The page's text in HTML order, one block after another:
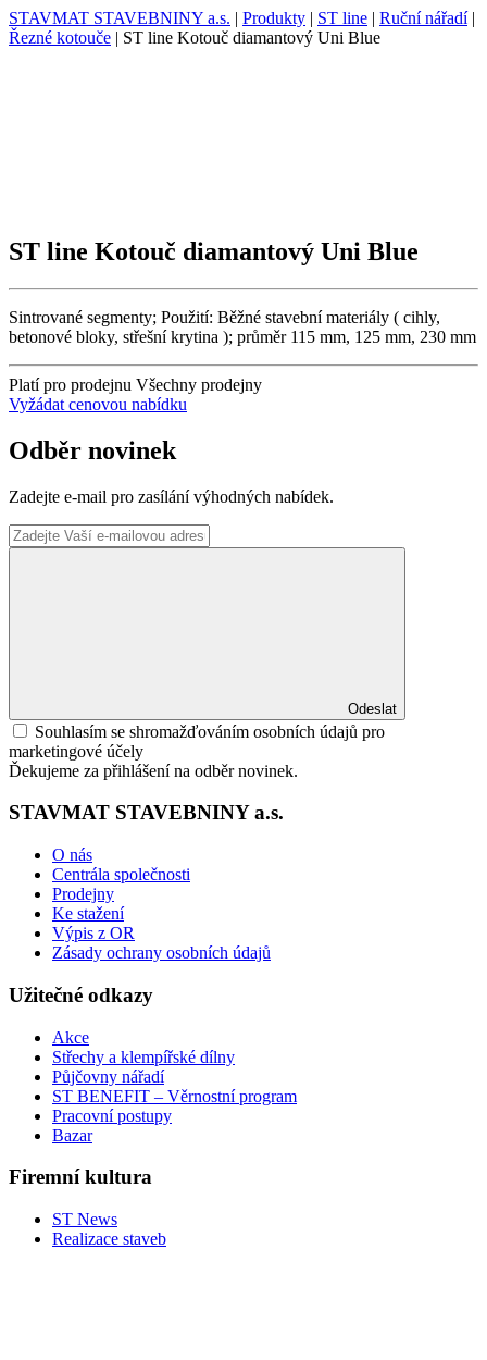
STAVMAT STAVEBNINY a.s. | Produkty | ST line | Ruční nářadí|
Řezné kotouče | ST line Kotouč diamantový Uni Blue
ST line Kotouč diamantový Uni Blue
Sintrované segmenty; Použití: Běžné stavební materiály ( cihly,
betonové bloky, střešní krytina ); průměr 115 mm, 125 mm, 230 mm
Platí pro prodejnu Všechny prodejny
Vyžádat cenovou nabídku
Odběr novinek
Zadejte e-mail pro zasílání výhodných nabídek.
Odeslat
Souhlasím se shromažďováním osobních údajů pro
marketingové účely
Ďekujeme za přihlášení na odběr novinek.
STAVMAT STAVEBNINY a.s.
O nás
Centrála společnosti
Prodejny
Ke stažení
Výpis z OR
Zásady ochrany osobních údajů
Užitečné odkazy
Akce
Střechy a klempířské dílny
Půjčovny nářadí
ST BENEFIT – Věrnostní program
Pracovní postupy
Bazar
Firemní kultura
ST News
Realizace staveb